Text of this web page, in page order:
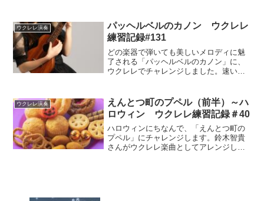
弾けるようになるそうです。
ウクレレ演奏
パッヘルベルのカノン ウクレレ
練習記録#131
どの楽器で弾いても美しいメロディに魅
了される「パッヘルベルのカノン」に、
ウクレレでチャレンジしました。速いリ
に励みました。
ウクレレ演奏
えんとつ町のプペル（前半）～ハ
ロウィン ウクレレ練習記録＃40
ハロウィンにちなんで、「えんとつ町の
プペル」にチャレンジします。鈴木智貴
さんがウクレレ楽曲としてアレンジした